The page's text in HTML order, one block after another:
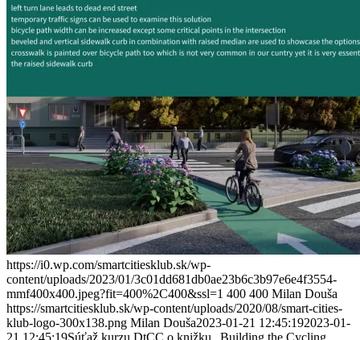
https://i0.wp.com/smartcitiesklub.sk/wp-
content/uploads/2023/01/3c01dd681db0ae23b6c3b97e6e4f3554-
mmf400x400.jpeg?fit=400%2C400&ssl=1 400 400 Milan Douša
https://smartcitiesklub.sk/wp-content/uploads/2020/08/smart-cities-
klub-logo-300x138.png Milan Douša2023-01-21 12:45:192023-01-
21 12:45:19Súťaž kurzu DtCC o knižku „Building the Cycling